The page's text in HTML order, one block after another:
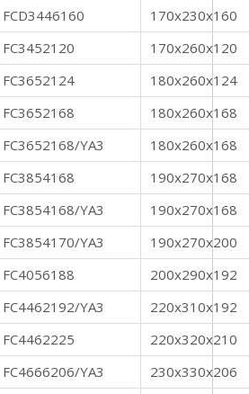
FCD3446160
170x230x160
FC3452120
170x260x120
FC3652124
180x260x124
FC3652168
180x260x168
FC3652168/YA3
180x260x168
FC3854168
190x270x168
FC3854168/YA3
190x270x168
FC3854170/YA3
190x270x200
FC4056188
200x290x192
FC4462192/YA3
220x310x192
FC4462225
220x320x210
FC4666206/YA3
230x330x206